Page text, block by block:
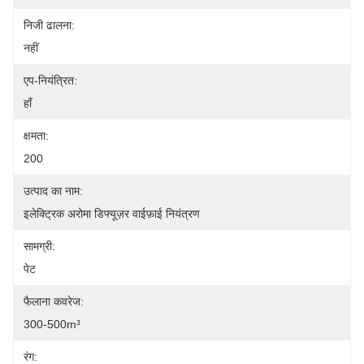
निजी ढालना:
नहीं
एप-नियंत्रित:
हाँ
क्षमता:
200
उत्पाद का नाम:
इलेक्ट्रिक अरोमा डिफ्यूज़र वाईफ़ाई नियंत्रण
सामग्री:
पेट
फैलाना कवरेज:
300-500m³
रंग: